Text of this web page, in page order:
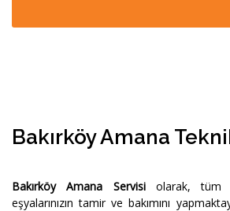
Bakırköy Amana
Bakırköy Amana Servisiolarak,
eşyalarınızın tamir ve bakımını